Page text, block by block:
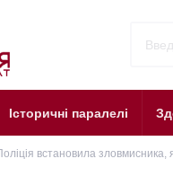
Історичні паралелі
встановила зловмисника,